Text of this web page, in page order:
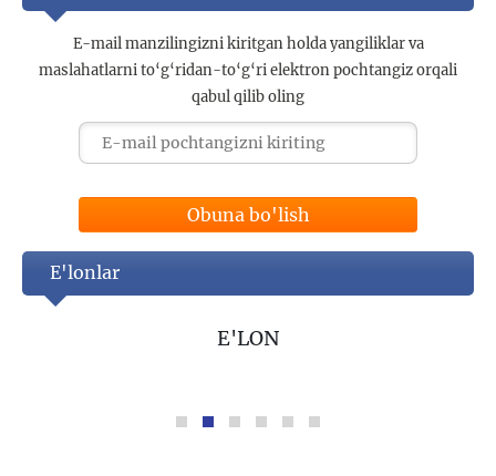
E-mail manzilingizni kiritgan holda yangiliklar va
maslahatlarni to‘g‘ridan-to‘g‘ri elektron pochtangiz orqali
qabul qilib oling
Obuna bo'lish
E'lonlar
E'LON